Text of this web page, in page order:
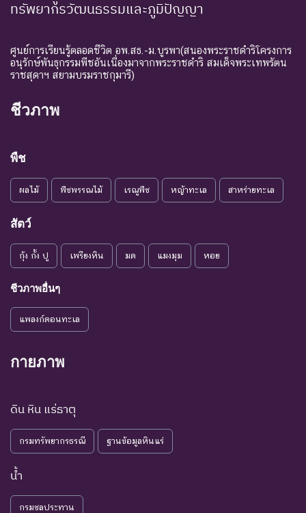
ทรัพยากรวัฒนธรรมและภูมิปัญญา
ศูนย์การเรียนรู้ตลอดชีวิต อพ.สธ.-ม.บูรพา(สนองพระราชดำริโครงการ
อนุรักษ์พันธุกรรมพืชอันเนื่องมาจากพระราชดำริ สมเด็จพระเทพรัตน
ราชสุดาฯ สยามบรมราชกุมารี)
ชีวภาพ
พืช
ผลไม้ พืชพรรณไม้ เรณูพืช หญ้าทะเล สาหร่ายทะเล
สัตว์
กุ้ง กั้ง ปู เพรียงหิน มด แมงมุม หอย
ชีวภาพอื่นๆ
แพลงก์ตอนทะเล
กายภาพ
ดิน หิน แร่ธาตุ
กรมทรัพยากรธรณี ฐานข้อมูลหินแร่
น้ำ
กรมชลประทาน